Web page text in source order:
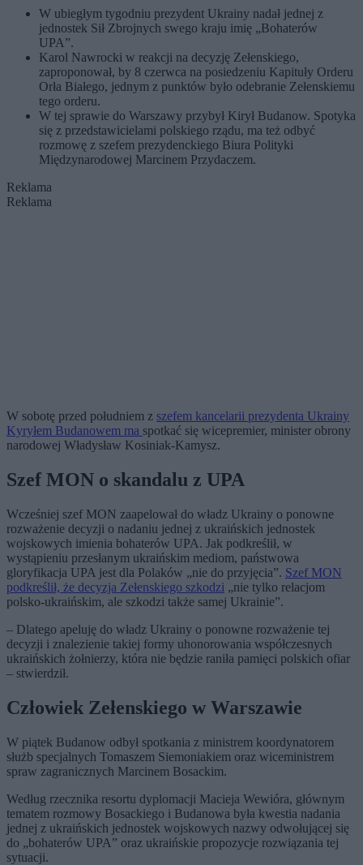
W ubiegłym tygodniu prezydent Ukrainy nadał jednej z
jednostek Sił Zbrojnych swego kraju imię „Bohaterów
UPA”.
Karol Nawrocki w reakcji na decyzję Zełenskiego,
zaproponował, by 8 czerwca na posiedzeniu Kapituły Orderu
Orła Białego, jednym z punktów było odebranie Zełenskiemu
tego orderu.
W tej sprawie do Warszawy przybył Kirył Budanow. Spotyka
się z przedstawicielami polskiego rządu, ma też odbyć
rozmowę z szefem prezydenckiego Biura Polityki
Międzynarodowej Marcinem Przydaczem.
Reklama
Reklama
W sobotę przed południem z szefem kancelarii prezydenta Ukrainy
Kyryłem Budanowem ma spotkać się wicepremier, minister obrony
narodowej Władysław Kosiniak-Kamysz.
Szef MON o skandalu z UPA
Wcześniej szef MON zaapelował do władz Ukrainy o ponowne
rozważenie decyzji o nadaniu jednej z ukraińskich jednostek
wojskowych imienia bohaterów UPA. Jak podkreślił, w
wystąpieniu przesłanym ukraińskim mediom, państwowa
gloryfikacja UPA jest dla Polaków „nie do przyjęcia”. Szef MON
podkreślił, że decyzja Zełenskiego szkodzi „nie tylko relacjom
polsko-ukraińskim, ale szkodzi także samej Ukrainie”.
– Dlatego apeluję do władz Ukrainy o ponowne rozważenie tej
decyzji i znalezienie takiej formy uhonorowania współczesnych
ukraińskich żołnierzy, która nie będzie raniła pamięci polskich ofiar
– stwierdził.
Człowiek Zełenskiego w Warszawie
W piątek Budanow odbył spotkania z ministrem koordynatorem
służb specjalnych Tomaszem Siemoniakiem oraz wiceministrem
spraw zagranicznych Marcinem Bosackim.
Według rzecznika resortu dyplomacji Macieja Wewióra, głównym
tematem rozmowy Bosackiego i Budanowa była kwestia nadania
jednej z ukraińskich jednostek wojskowych nazwy odwołującej się
do „bohaterów UPA” oraz ukraińskie propozycje rozwiązania tej
sytuacji.